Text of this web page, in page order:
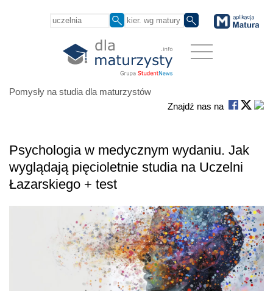
Pomysły na studia dla maturzystów
Znajdź nas na
Psychologia w medycznym wydaniu. Jak
wyglądają pięcioletnie studia na Uczelni
Łazarskiego + test